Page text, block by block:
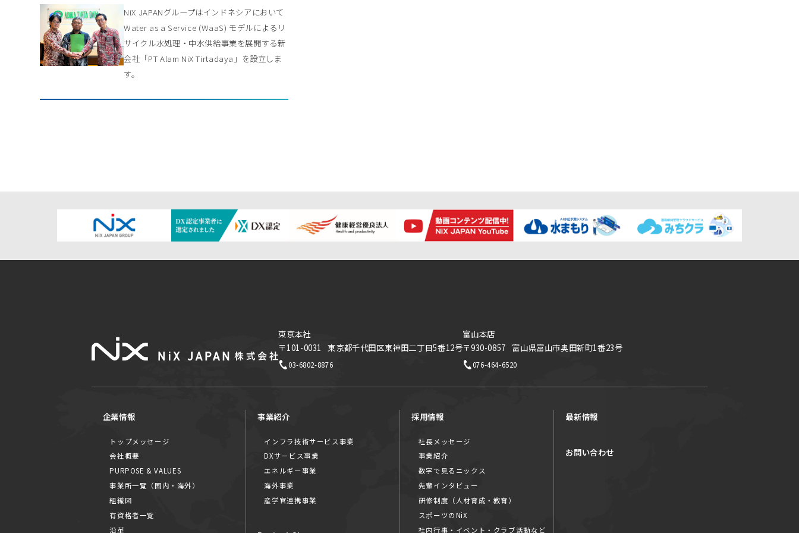
NiX JAPANグループはインドネシアにおいて
Water as a Service (WaaS) モデルによるリ
サイクル水処理・中水供給事業を展開する新
会社「PT Alam NiX Tirtadaya」を設立しま
す。
東京本社
〒101-0031
東京都千代田区東神田二丁目5番12号
03-6802-8876
富山本店
〒930-0857 富山県富山市奥田新町1番23号
076-464-6520
企業情報
トップメッセージ
会社概要
PURPOSE & VALUES
事業所一覧（国内・海外）
組織図
有資格者一覧
沿革
事業紹介
インフラ技術サービス事業
DXサービス事業
エネルギー事業
海外事業
産学官連携事業
採用情報
社長メッセージ
事業紹介
数字で見るニックス
先輩インタビュー
研修制度（人材育成・教育）
スポーツのNiX
社内行事・イベント・クラブ活動など
最新情報
お問い合わせ